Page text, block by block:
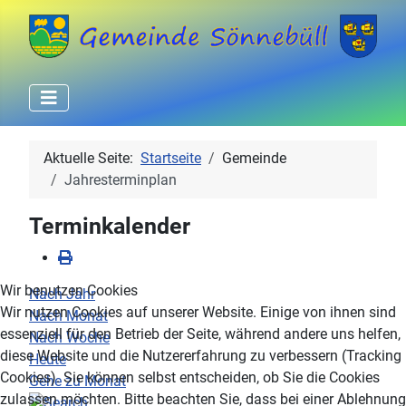
Aktuelle Seite: Startseite
Gemeinde
Jahresterminplan
Terminkalender
Nach Jahr
Nach Monat
Nach Woche
Heute
Gehe zu Monat
Wir benutzen Cookies
Wir nutzen Cookies auf unserer Website. Einige von ihnen sind
essenziell für den Betrieb der Seite, während andere uns helfen,
diese Website und die Nutzererfahrung zu verbessern (Tracking
Cookies). Sie können selbst entscheiden, ob Sie die Cookies
zulassen möchten. Bitte beachten Sie, dass bei einer Ablehnung